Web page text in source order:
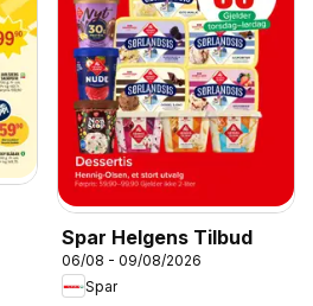
Spar Helgens Tilbud
06/08 - 09/08/2026
Spar